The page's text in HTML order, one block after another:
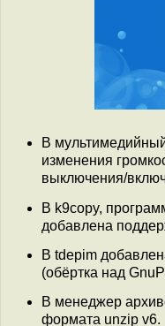
В
изменения
выключения/
В k9copy,
добавлена
В tdepim
(обёртка над
В менеджер
формата unzip v6.